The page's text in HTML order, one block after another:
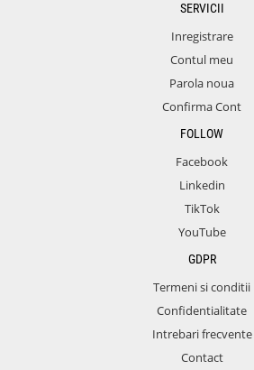
SERVICII
Inregistrare
Contul meu
Parola noua
Confirma Cont
FOLLOW
Facebook
Linkedin
TikTok
YouTube
GDPR
Termeni si conditii
Confidentialitate
Intrebari frecvente
Contact